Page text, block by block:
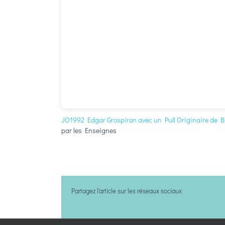
JO1992 Edgar Grospiron avec un Pull Originaire de
par les Enseignes
Partagez l'article sur les réseaux sociaux